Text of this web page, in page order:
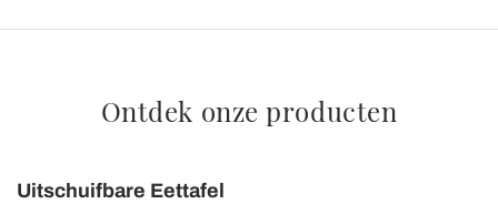
Ontdek onze producten
Uitschuifbare Eettafel